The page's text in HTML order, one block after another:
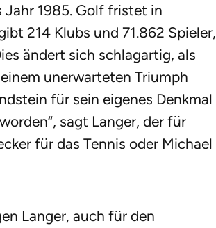
Jahr 1985. Golf fristet in
214 Klubs und 71.862 Spieler,
ändert sich schlagartig, als
unerwarteten Triumph
für sein eigenes Denkmal
sagt Langer, der für
für das Tennis oder Michael
Langer, auch für den